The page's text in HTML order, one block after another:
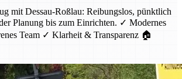
mit Dessau-Roßlau: Reibungslos, pünktlich
Planung bis zum Einrichten. ✓ Modernes
Team ✓ Klarheit & Transparenz 🏠